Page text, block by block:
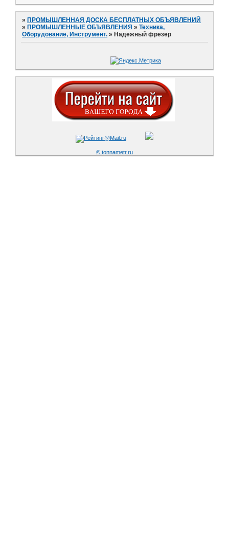
» ПРОМЫШЛЕННАЯ ДОСКА БЕСПЛАТНЫХ ОБЪЯВЛЕНИЙ
» ПРОМЫШЛЕННЫЕ ОБЪЯВЛЕНИЯ »Техника,
Оборудование, Инструмент. » Надежный фрезер
© tonnametr.ru